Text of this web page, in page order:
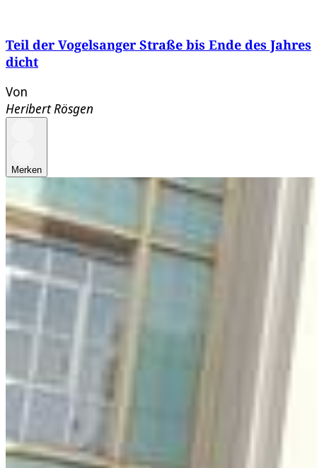
Teil der Vogelsanger Straße bis Ende des Jahres
dicht
Von
Heribert Rösgen
Merken